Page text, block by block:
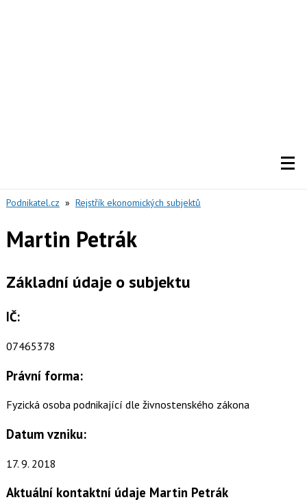
Podnikatel.cz » Rejstřík ekonomických subjektů
Martin Petrák
Základní údaje o subjektu
IČ:
07465378
Právní forma:
Fyzická osoba podnikající dle živnostenského zákona
Datum vzniku:
17. 9. 2018
Aktuální kontaktní údaje Martin Petrák